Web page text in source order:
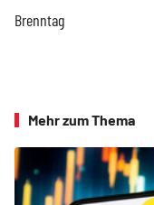
Brenntag
Mehr zum Thema